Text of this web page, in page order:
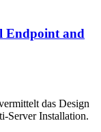
Endpoint and
das Design
Server Installation.